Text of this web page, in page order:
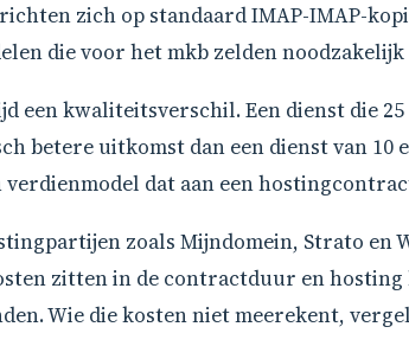
zich op standaard IMAP-IMAP-
die voor het mkb zelden noodzakelijk
een kwaliteitsverschil. Een dienst die
betere uitkomst dan een dienst van
dat aan een
zoals Mijndomein, Strato en
zitten in de contractduur en
Wie die kosten niet meerekent,